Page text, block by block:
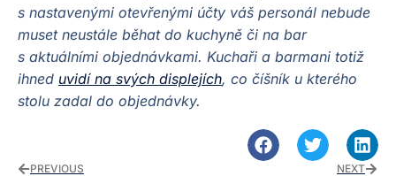
s nastavenými otevřenými účty váš personál nebude
muset neustále běhat do kuchyně či na bar
s aktuálními objednávkami. Kuchaři a barmani totiž
ihned uvidí na svých displejích, co číšník u kterého
stolu zadal do objednávky.
PREVIOUS NEXT